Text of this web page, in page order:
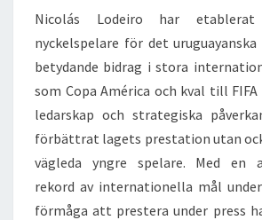
Nicolás Lodeiro har
nyckelspelare för det
betydande bidrag i stora
som Copa América och kval till FIFA
ledarskap och strategiska
förbättrat lagets prestation utan
vägleda yngre spelare. Med en
rekord av internationella mål
förmåga att prestera under press